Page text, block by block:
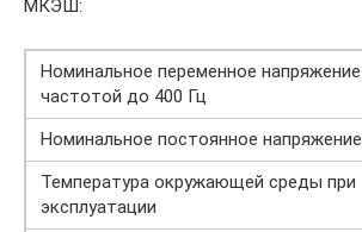
МКЭШ:
Номинальное переменное напряжение
частотой до 400 Гц
Номинальное постоянное напряжение
Температура окружающей среды при
эксплуатации